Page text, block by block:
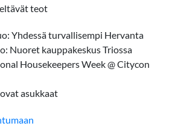
teot
Yhdessä turvallisempi Hervanta
Nuoret kauppakeskus Triossa
Housekeepers Week @ Citycon
asukkaat